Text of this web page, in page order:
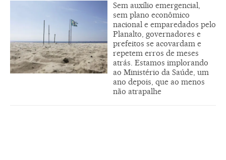
Sem auxílio emergencial,
sem plano econômico
nacional e emparedados pelo
Planalto, governadores e
prefeitos se acovardam e
repetem erros de meses
atrás. Estamos implorando
ao Ministério da Saúde, um
ano depois, que ao menos
não atrapalhe